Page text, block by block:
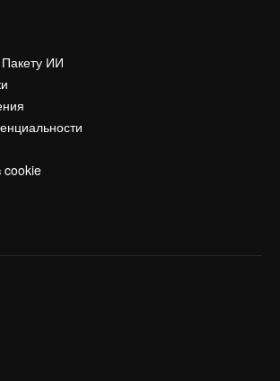
ИИ
cookie